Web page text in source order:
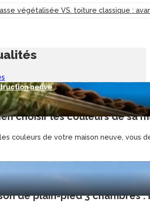
végétalisée VS. toiture classique :
neuve
choisir les couleurs de sa
couleurs de votre maison neuve, vous
de plain-pied 3 chambres